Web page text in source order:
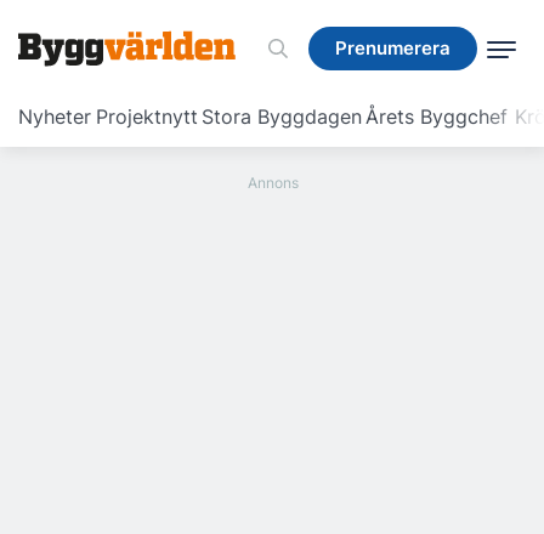
Prenumerera
Nyheter Projektnytt Stora ByggdagenÅrets Byggchef
Prenumerera